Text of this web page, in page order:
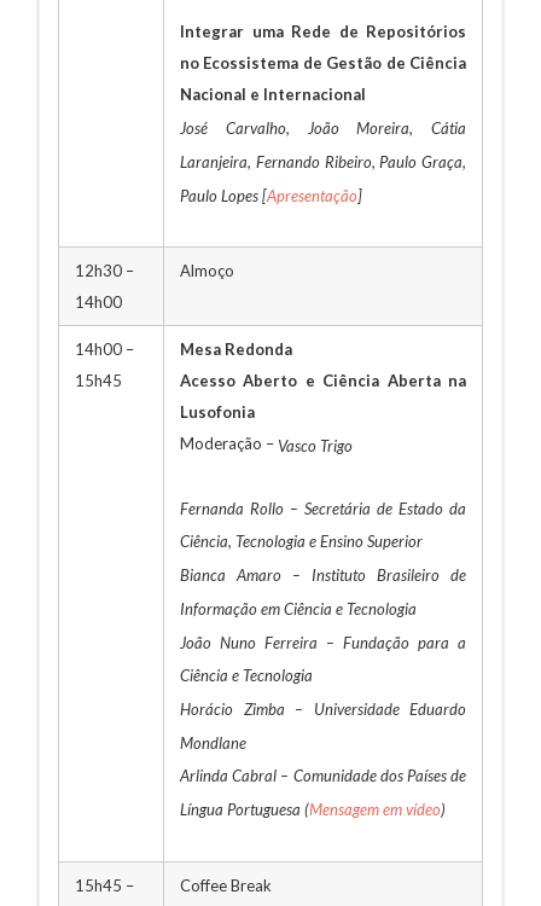
Integrar uma Rede de Repositórios
no Ecossistema de Gestão de Ciência
Nacional e Internacional
José Carvalho, João Moreira, Cátia
Laranjeira, Fernando Ribeiro, Paulo Graça,
Paulo Lopes [Apresentação]
12h30 –
14h00
Almoço
14h00 –
15h45
Mesa Redonda
Acesso Aberto e Ciência Aberta na
Lusofonia
Moderação – Vasco Trigo
Fernanda Rollo – Secretária de Estado da
Ciência, Tecnologia e Ensino Superior
Bianca Amaro – Instituto Brasileiro de
Informação em Ciência e Tecnologia
João Nuno Ferreira – Fundação para a
Ciência e Tecnologia
Horácio Zimba – Universidade Eduardo
Mondlane
Arlinda Cabral – Comunidade dos Países de
Língua Portuguesa (Mensagem em vídeo)
15h45 –
Coffee Break